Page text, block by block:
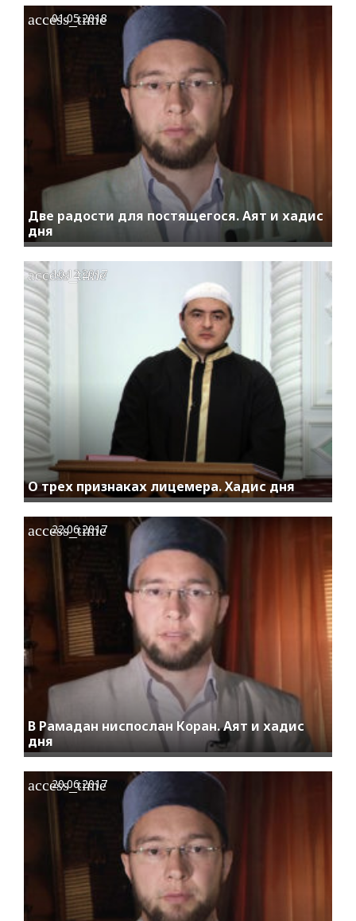
Две радости для постящегося. Аят и хадис
дня
access_time
01.05.2018
O трех признаках лицемера. Хадис дня
access_time
10.12.2017
В Рамадан ниспослан Коран. Аят и хадис
дня
access_time
22.06.2017
access_time
20.06.2017